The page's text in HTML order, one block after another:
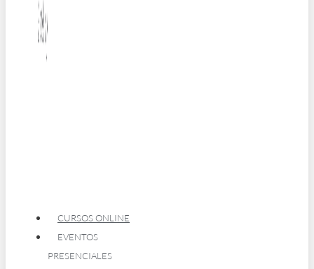
CURSOS ONLINE
EVENTOS
PRESENCIALES